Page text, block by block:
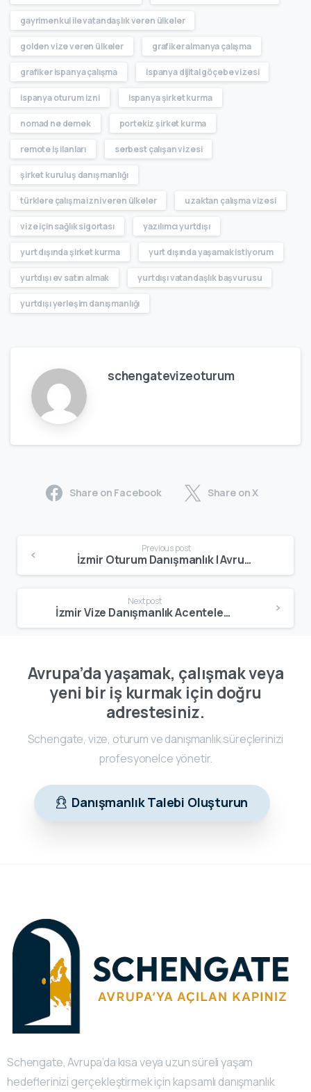
gayrimenkul ile vatandaşlık veren ülkeler
golden vize veren ülkeler grafiker almanya çalışma
grafiker ispanya çalışma ispanya dijital göçebe vizesi
ispanya oturum izni ispanya şirket kurma
nomad ne demek portekiz şirket kurma
remote iş ilanları serbest çalışan vizesi
şirket kuruluş danışmanlığı
türklere çalışma izni veren ülkeler uzaktan çalışma vizesi
vize için sağlık sigortası yazılımcı yurtdışı
yurt dışında şirket kurma yurt dışında yaşamak istiyorum
yurtdışı ev satın almak yurtdışı vatandaşlık başvurusu
yurtdışı yerleşim danışmanlığı
schengatevizeoturum
Share on Facebook Share on X
Previous post
İzmir Oturum Danışmanlık | Avrupa Oturum & Çalışma İzni
Next post
İzmir Vize Danışmanlık Acenteleri | Profesyonel Vize & Oturum Hizmetleri
Avrupa’da yaşamak, çalışmak veya
yeni bir iş kurmak için doğru
adrestesiniz.
Schengate, vize, oturum ve danışmanlık süreçlerinizi
profesyonelce yönetir.
Danışmanlık Talebi Oluşturun
Schengate, Avrupa’da kısa veya uzun süreli yaşam
hedeflerinizi gerçekleştirmek için kapsamlı danışmanlık